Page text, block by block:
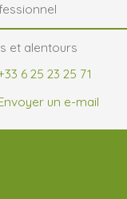
et alentours
6 25 23 25 71
un e-mail